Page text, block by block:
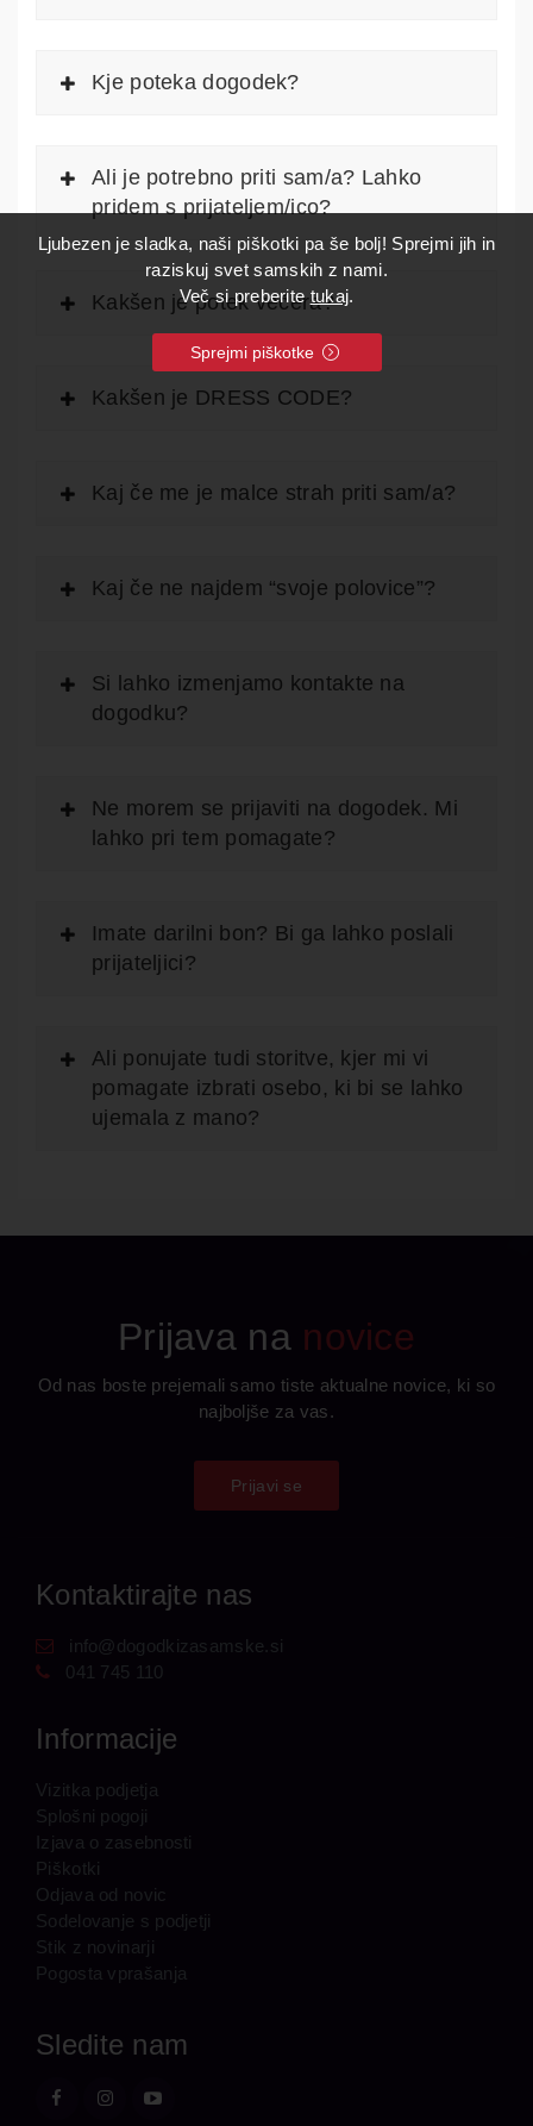
Kje poteka dogodek?
Ali je potrebno priti sam/a? Lahko
pridem s prijateljem/ico?
Kakšen je potek večera?
Kakšen je DRESS CODE?
Kaj če me je malce strah priti sam/a?
Kaj če ne najdem “svoje polovice”?
Si lahko izmenjamo kontakte na
dogodku?
Ne morem se prijaviti na dogodek. Mi
lahko pri tem pomagate?
Imate darilni bon? Bi ga lahko poslali
prijateljici?
Ali ponujate tudi storitve, kjer mi vi
pomagate izbrati osebo, ki bi se lahko
ujemala z mano?
Prijava na novice
Od nas boste prejemali samo tiste aktualne novice, ki so
najboljše za vas.
Prijavi se
Kontaktirajte nas
info@dogodkizasamske.si
041 745 110
Informacije
Vizitka podjetja
Splošni pogoji
Izjava o zasebnosti
Piškotki
Odjava od novic
Sodelovanje s podjetji
Stik z novinarji
Pogosta vprašanja
Sledite nam
Ljubezen je sladka, naši piškotki pa še bolj! Sprejmi jih in
raziskuj svet samskih z nami.
Več si preberitetukaj.
Sprejmi piškotke